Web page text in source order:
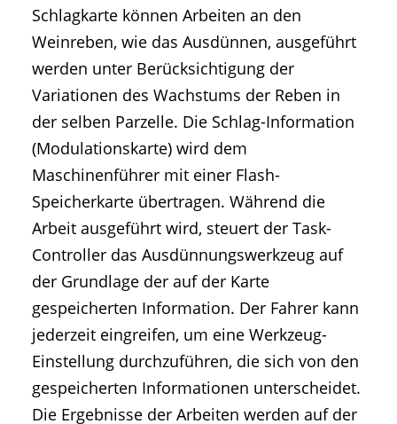
Schlagkarte können Arbeiten an den
Weinreben, wie das Ausdünnen, ausgeführt
werden unter Berücksichtigung der
Variationen des Wachstums der Reben in
der selben Parzelle. Die Schlag-Information
(Modulationskarte) wird dem
Maschinenführer mit einer Flash-
Speicherkarte übertragen. Während die
Arbeit ausgeführt wird, steuert der Task-
Controller das Ausdünnungswerkzeug auf
der Grundlage der auf der Karte
gespeicherten Information. Der Fahrer kann
jederzeit eingreifen, um eine Werkzeug-
Einstellung durchzuführen, die sich von den
gespeicherten Informationen unterscheidet.
Die Ergebnisse der Arbeiten werden auf der